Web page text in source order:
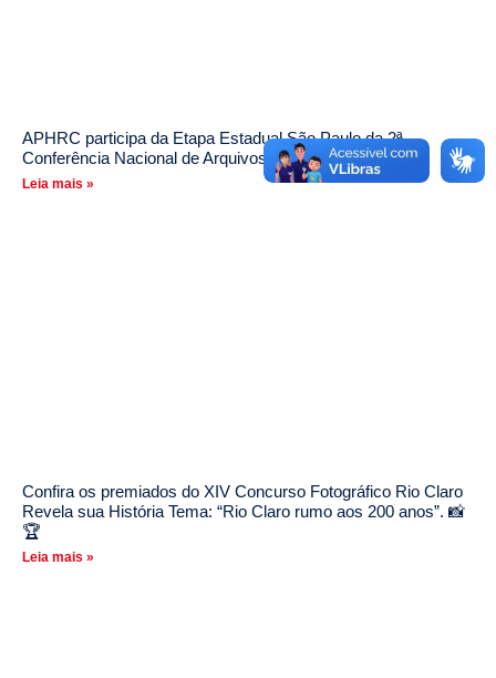
APHRC participa da Etapa Estadual São Paulo da 2ª
Conferência Nacional de Arquivos
Leia mais »
Confira os premiados do XIV Concurso Fotográfico Rio Claro
Revela sua História Tema: “Rio Claro rumo aos 200 anos”. 📸
🏆
Leia mais »